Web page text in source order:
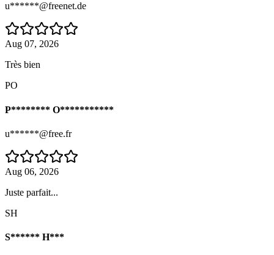
u******@freenet.de
Aug 07, 2026
Très bien
PO
P******** O***********
u******@free.fr
Aug 06, 2026
Juste parfait...
SH
S****** H***